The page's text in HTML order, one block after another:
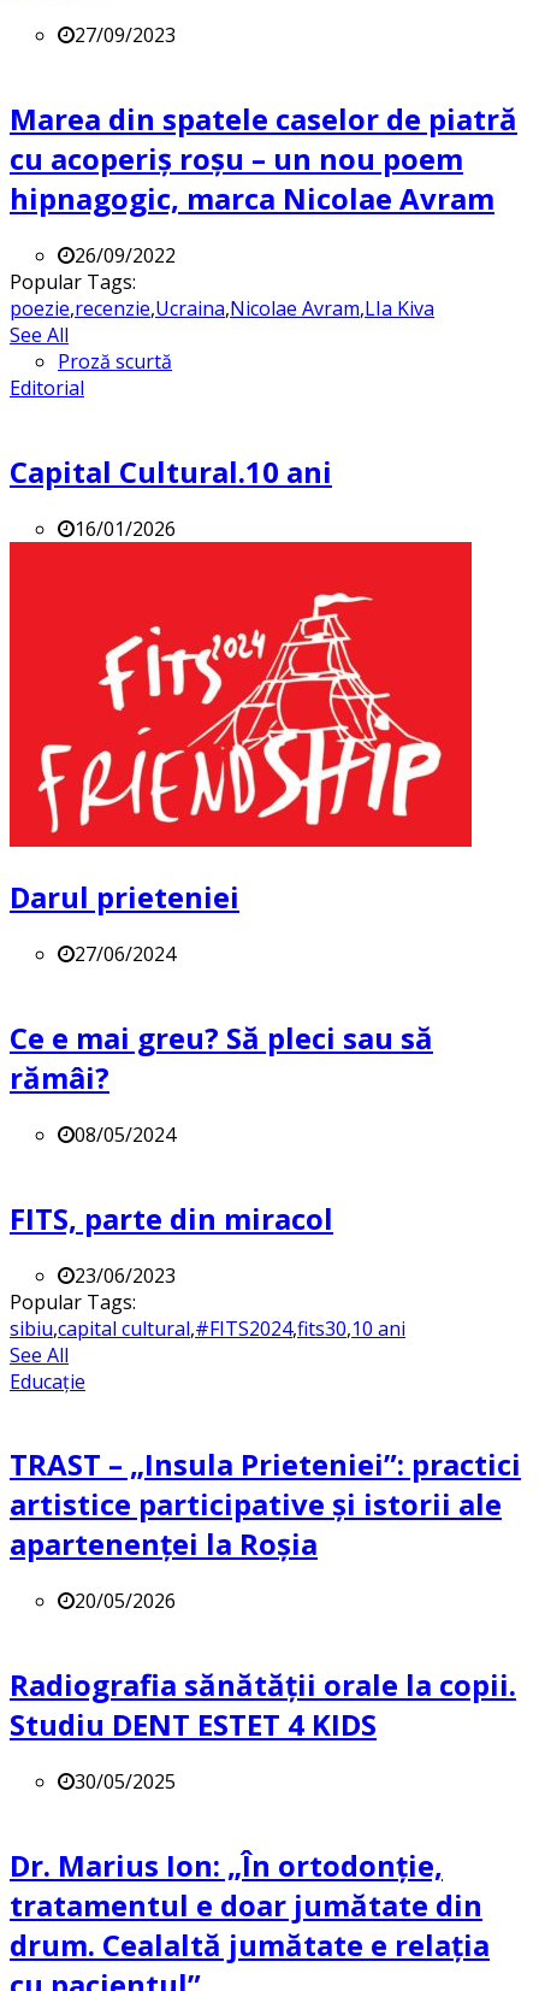
27/09/2023
Marea din spatele caselor de piatră
cu acoperiș roșu – un nou poem
hipnagogic, marca Nicolae Avram
26/09/2022
Popular Tags:
poezie,recenzie,Ucraina,Nicolae Avram,LIa Kiva
See All
Proză scurtă
Editorial
Capital Cultural.10 ani
16/01/2026
Darul prieteniei
27/06/2024
Ce e mai greu? Să pleci sau să
rămâi?
08/05/2024
FITS, parte din miracol
23/06/2023
Popular Tags:
sibiu,capital cultural,#FITS2024,fits30,10 ani
See All
Educație
TRAST – „Insula Prieteniei”: practici
artistice participative și istorii ale
apartenenței la Roșia
20/05/2026
Radiografia sănătății orale la copii.
Studiu DENT ESTET 4 KIDS
30/05/2025
Dr. Marius Ion: „În ortodonție,
tratamentul e doar jumătate din
drum. Cealaltă jumătate e relația